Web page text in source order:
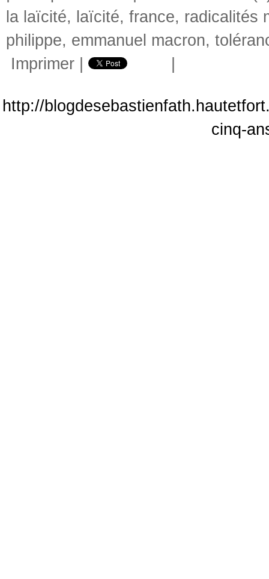
la laïcité, laïcité, france, radicalités
philippe, emmanuel macron,
Imprimer
http://
cinq-